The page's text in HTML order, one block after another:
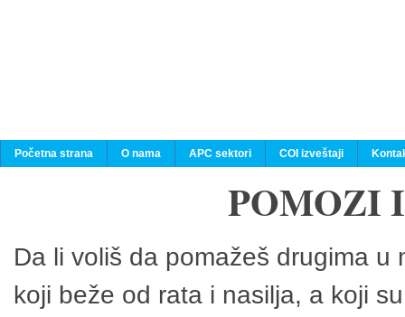
Početna strana O nama APC sektori COI izveštaji
POMOZI
Da li voliš da pomažeš drugima
koji beže od rata i nasilja, a koji